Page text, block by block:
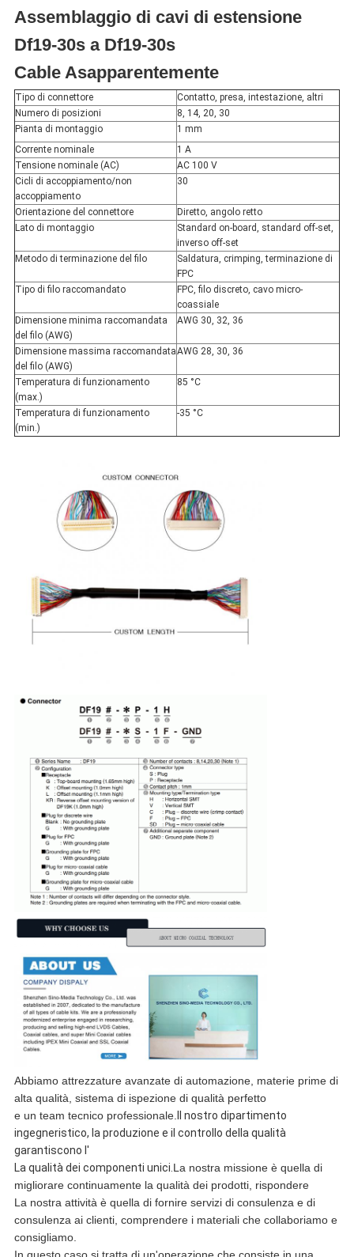
Assemblaggio di cavi di estensione
Df19-30s a Df19-30s
Cable Asapparentemente
Tipo di connettore
Contatto, presa, intestazione, altri
Numero di posizioni
8, 14, 20, 30
Pianta di montaggio
1 mm
Corrente nominale
1 A
Tensione nominale (AC)
AC 100 V
Cicli di accoppiamento/non
accoppiamento
30
Orientazione del connettore
Diretto, angolo retto
Lato di montaggio
Standard on-board, standard off-set,
inverso off-set
Metodo di terminazione del filo
Saldatura, crimping, terminazione di
FPC
Tipo di filo raccomandato
FPC, filo discreto, cavo micro-
coassiale
Dimensione minima raccomandata
del filo (AWG)
AWG 30, 32, 36
Dimensione massima raccomandata
del filo (AWG)
AWG 28, 30, 36
Temperatura di funzionamento
(max.)
85 °C
Temperatura di funzionamento
(min.)
-35 °C
Abbiamo attrezzature avanzate di automazione, materie prime di
alta qualità, sistema di ispezione di qualità perfetto
e un team tecnico professionale.
Il nostro dipartimento
ingegneristico, la produzione e il controllo della qualità
garantiscono l'
La qualità dei componenti unici. La nostra missione è quella di
migliorare continuamente la qualità dei prodotti, rispondere
La nostra attività è quella di fornire servizi di consulenza e di
consulenza ai clienti, comprendere i materiali che collaboriamo e
consigliamo.
In questo caso si tratta di un'operazione che consiste in una